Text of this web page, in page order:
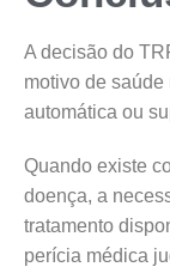
A decisão do
motivo de
automática ou
Quando existe
doença, a
tratamento
perícia médica